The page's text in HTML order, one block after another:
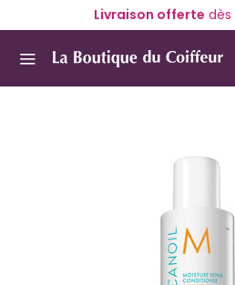
Livraison offerte dès